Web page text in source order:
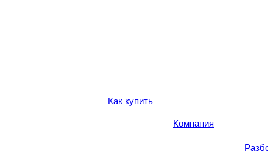
Как купить
Компания